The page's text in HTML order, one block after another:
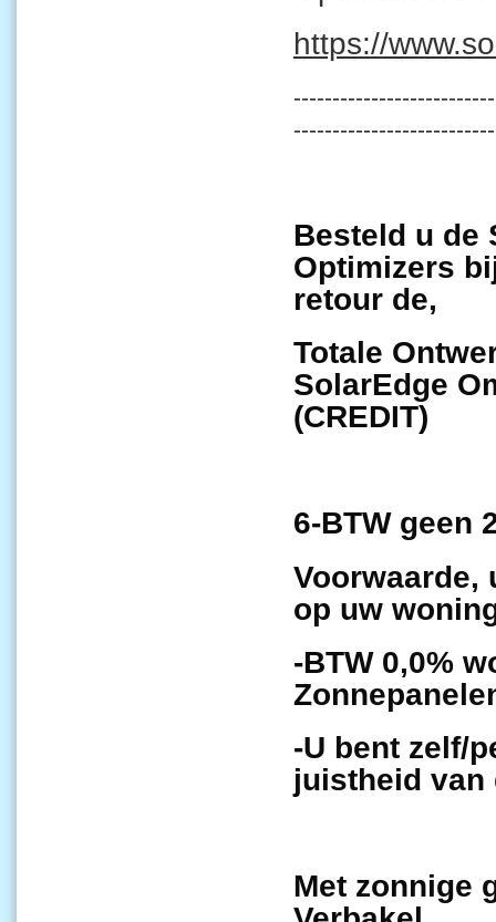
https://
Besteld u de
Optimizers
retour de,
Totale
SolarEdge
(CREDIT)
6-BTW geen
Voorwaarde,
op uw
-BTW 0,0%
-U bent zelf/
juistheid van
Met zonnige